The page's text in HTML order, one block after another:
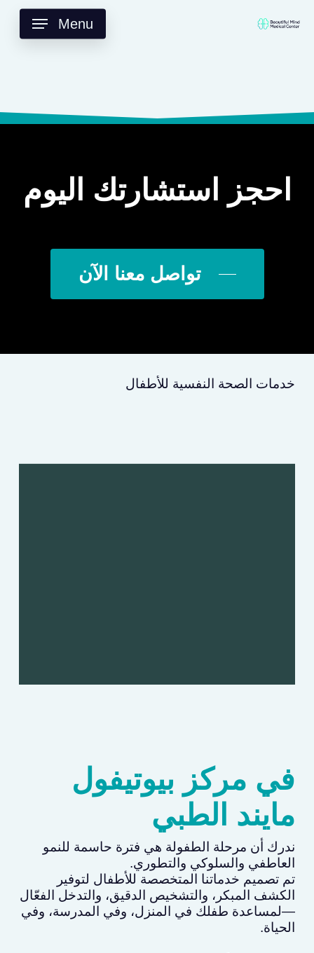
Menu
احجز استشارتك اليوم
تواصل معنا الآن
خدمات الصحة النفسية للأطفال
في مركز بيوتيفول
مايند الطبي
ندرك أن مرحلة الطفولة هي فترة حاسمة للنمو
العاطفي والسلوكي والتطوري.
تم تصميم خدماتنا المتخصصة للأطفال لتوفير
الكشف المبكر، والتشخيص الدقيق، والتدخل الفعّال
—لمساعدة طفلك في المنزل، وفي المدرسة، وفي
الحياة.